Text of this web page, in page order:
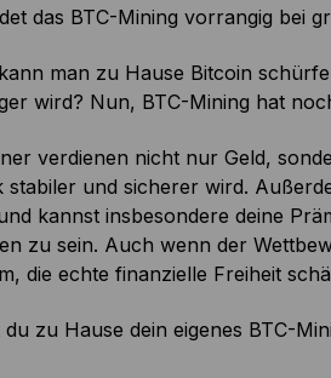
das BTC-Mining vorrangig bei
man zu Hause Bitcoin
wird? Nun, BTC-Mining hat
verdienen nicht nur Geld,
stabiler und sicherer wird.
kannst insbesondere deine
zu sein. Auch wenn der
die echte finanzielle Freiheit
zu Hause dein eigenes BTC-